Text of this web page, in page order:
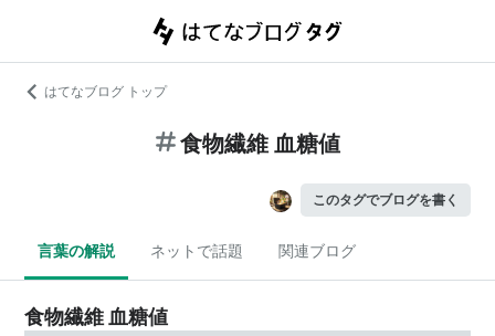
はてなブログ トップ
食物繊維 血糖値
このタグでブログを書く
言葉の解説 ネットで話題 関連ブログ
食物繊維 血糖値